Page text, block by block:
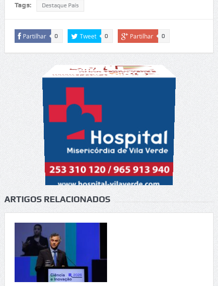
Tags: Destaque País
Partilhar 0 Tweet 0 Partilhar 0
ARTIGOS RELACIONADOS